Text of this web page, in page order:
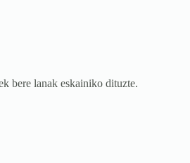
bere lanak eskainiko dituzte.